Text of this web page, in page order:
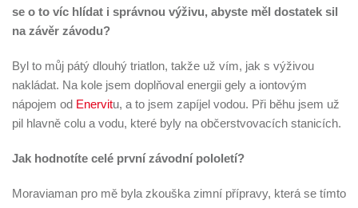
se o to víc hlídat i správnou výživu, abyste měl dostatek sil
na závěr závodu?
Byl to můj pátý dlouhý triatlon, takže už vím, jak s výživou
nakládat. Na kole jsem doplňoval energii gely a iontovým
nápojem od Enervitu, a to jsem zapíjel vodou. Při běhu jsem už
pil hlavně colu a vodu, které byly na občerstvovacích stanicích.
Jak hodnotíte celé první závodní pololetí?
Moraviaman pro mě byla zkouška zimní přípravy, která se tímto